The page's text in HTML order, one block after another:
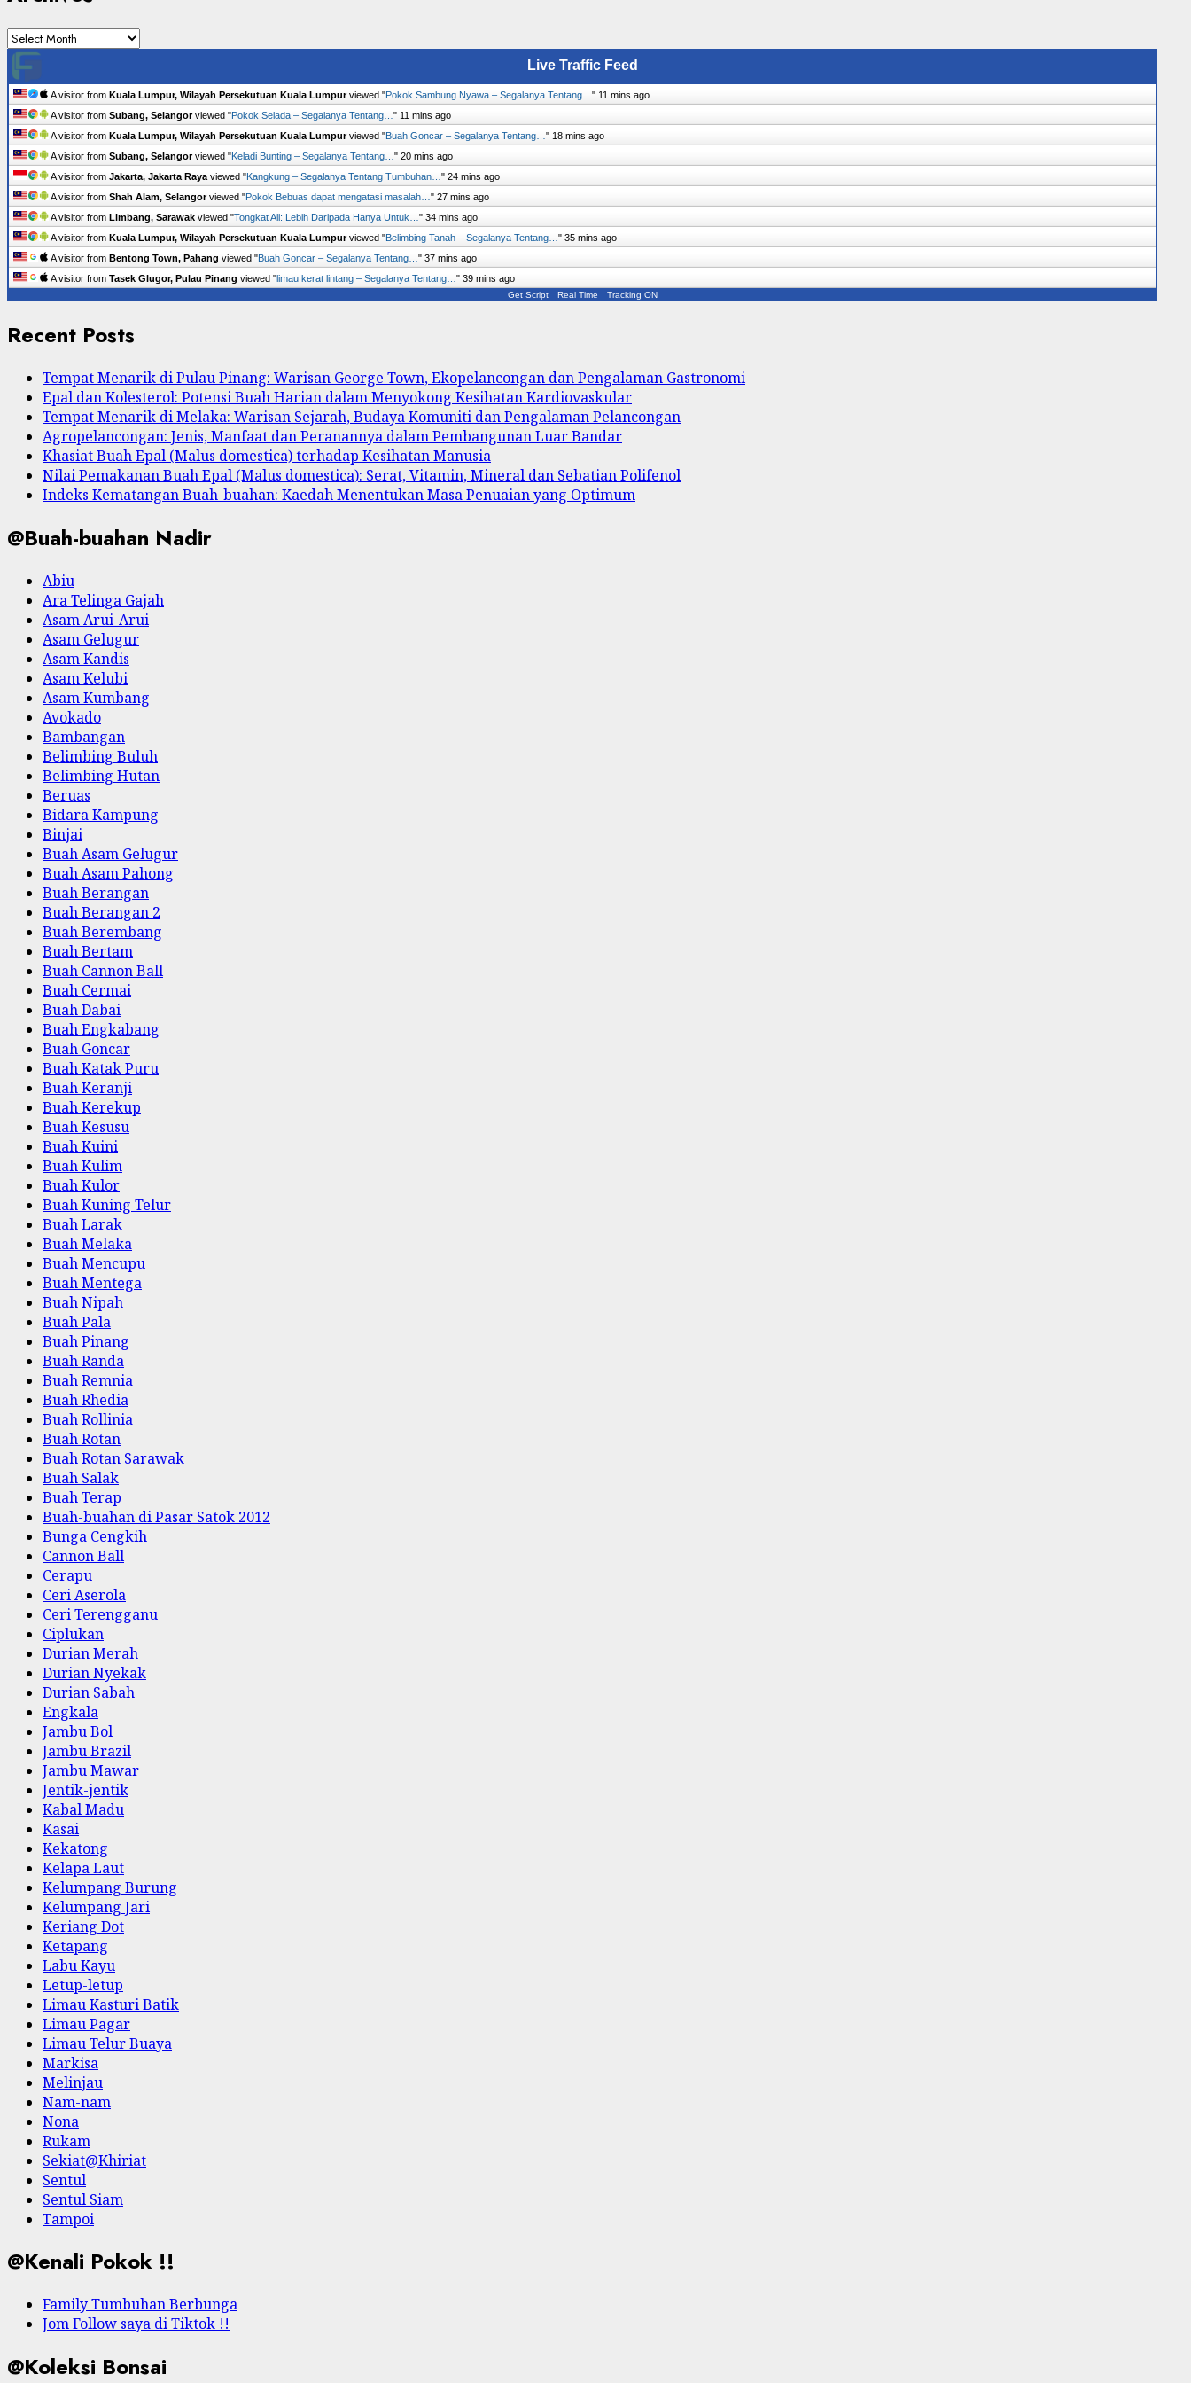
Archives
Live Traffic Feed
A visitor from Kuala Lumpur, Wilayah Persekutuan Kuala Lumpurviewed "Pokok Sambung Nyawa – Segalanya Tentang… " 11 mins ago
A visitor from Subang, Selangorviewed "Pokok Selada – Segalanya Tentang… " 11 mins ago
A visitor from Kuala Lumpur, Wilayah Persekutuan Kuala Lumpurviewed "Buah Goncar – Segalanya Tentang… " 18 mins ago
A visitor from Subang, Selangorviewed "Keladi Bunting – Segalanya Tentang… " 20 mins ago
A visitor from Jakarta, Jakarta Raya viewed "Kangkung – Segalanya Tentang Tumbuhan… " 24 mins ago
A visitor from Shah Alam, Selangorviewed "Pokok Bebuas dapat mengatasi masalah… " 27 mins ago
A visitor from Limbang, Sarawak viewed "Tongkat Ali: Lebih Daripada Hanya Untuk… " 34 mins ago
A visitor from Kuala Lumpur, Wilayah Persekutuan Kuala Lumpurviewed "Belimbing Tanah – Segalanya Tentang… " 35 mins ago
A visitor from Bentong Town, Pahang viewed "Buah Goncar – Segalanya Tentang… " 37 mins ago
A visitor from Tasek Glugor, Pulau Pinang viewed "limau kerat lintang – Segalanya Tentang… " 39 mins ago
Get Script Real Time Tracking ON
Recent Posts
Tempat Menarik di Pulau Pinang: Warisan George Town, Ekopelancongan dan Pengalaman Gastronomi
Epal dan Kolesterol: Potensi Buah Harian dalam Menyokong Kesihatan Kardiovaskular
Tempat Menarik di Melaka: Warisan Sejarah, Budaya Komuniti dan Pengalaman Pelancongan
Agropelancongan: Jenis, Manfaat dan Peranannya dalam Pembangunan Luar Bandar
Khasiat Buah Epal (Malus domestica) terhadap Kesihatan Manusia
Nilai Pemakanan Buah Epal (Malus domestica): Serat, Vitamin, Mineral dan Sebatian Polifenol
Indeks Kematangan Buah-buahan: Kaedah Menentukan Masa Penuaian yang Optimum
@Buah-buahan Nadir
Abiu
Ara Telinga Gajah
Asam Arui-Arui
Asam Gelugur
Asam Kandis
Asam Kelubi
Asam Kumbang
Avokado
Bambangan
Belimbing Buluh
Belimbing Hutan
Beruas
Bidara Kampung
Binjai
Buah Asam Gelugur
Buah Asam Pahong
Buah Berangan
Buah Berangan 2
Buah Berembang
Buah Bertam
Buah Cannon Ball
Buah Cermai
Buah Dabai
Buah Engkabang
Buah Goncar
Buah Katak Puru
Buah Keranji
Buah Kerekup
Buah Kesusu
Buah Kuini
Buah Kulim
Buah Kulor
Buah Kuning Telur
Buah Larak
Buah Melaka
Buah Mencupu
Buah Mentega
Buah Nipah
Buah Pala
Buah Pinang
Buah Randa
Buah Remnia
Buah Rhedia
Buah Rollinia
Buah Rotan
Buah Rotan Sarawak
Buah Salak
Buah Terap
Buah-buahan di Pasar Satok 2012
Bunga Cengkih
Cannon Ball
Cerapu
Ceri Aserola
Ceri Terengganu
Ciplukan
Durian Merah
Durian Nyekak
Durian Sabah
Engkala
Jambu Bol
Jambu Brazil
Jambu Mawar
Jentik-jentik
Kabal Madu
Kasai
Kekatong
Kelapa Laut
Kelumpang Burung
Kelumpang Jari
Keriang Dot
Ketapang
Labu Kayu
Letup-letup
Limau Kasturi Batik
Limau Pagar
Limau Telur Buaya
Markisa
Melinjau
Nam-nam
Nona
Rukam
Sekiat@Khiriat
Sentul
Sentul Siam
Tampoi
@Kenali Pokok !!
Family Tumbuhan Berbunga
Jom Follow saya di Tiktok !!
@Koleksi Bonsai